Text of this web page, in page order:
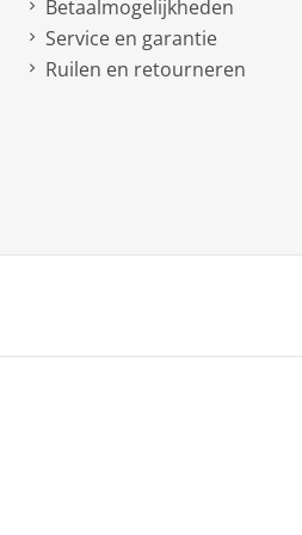
Betaalmogelijkheden
Service en garantie
Ruilen en retourneren